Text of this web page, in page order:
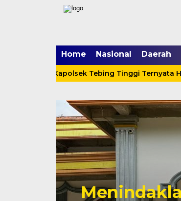
Home Nasional Daerah
Menerpa Kapolsek Tebing Tinggi Ternyata Hoax